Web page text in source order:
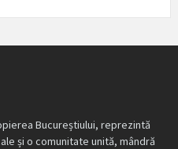
Bucureștiului, reprezintă
și o comunitate unită, mândră